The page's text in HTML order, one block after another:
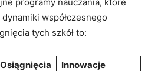
współczesnego
tych szkół to:
Osiągnięcia Innowacje